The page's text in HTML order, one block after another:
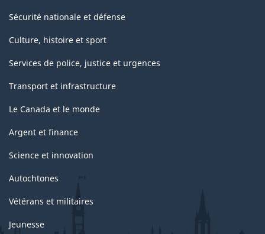
Sécurité nationale et défense
Culture, histoire et sport
Services de police, justice et urgences
Transport et infrastructure
Le Canada et le monde
Argent et finance
Science et innovation
Autochtones
Vétérans et militaires
Jeunesse